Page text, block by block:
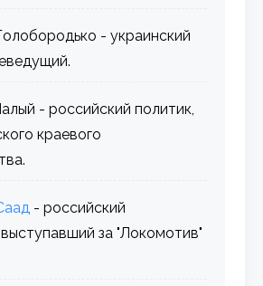
- украинский
- российский политик,
краевого
- российский
за "Локомотив"